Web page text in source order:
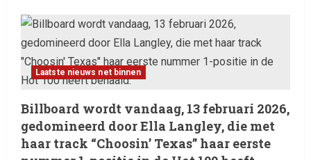
Laatste nieuws net binnen
Billboard wordt vandaag, 13 februari 2026,
gedomineerd door Ella Langley, die met
haar track “Choosin’ Texas” haar eerste
Laatste nieuws net binnen
Billboard wordt vandaag, 13
februari 2026, gedomineerd
door Ella Langley, die met haar
track “Choosin’ Texas” haar
eerste nummer 1-positie in de
Hot 100 heeft behaald.
13 February 2026
Laatste nieuws net binnen
Het belangrijkste